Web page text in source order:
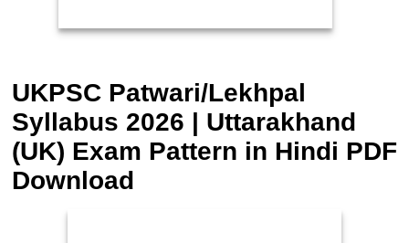
UKPSC Patwari/Lekhpal
Syllabus 2026 | Uttarakhand
(UK) Exam Pattern in Hindi PDF
Download